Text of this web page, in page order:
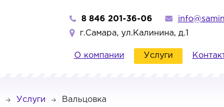
8 846 201-36-06
г.Самара, ул.Калинина, д.1
О компании Услуги
Услуги Вальцовка